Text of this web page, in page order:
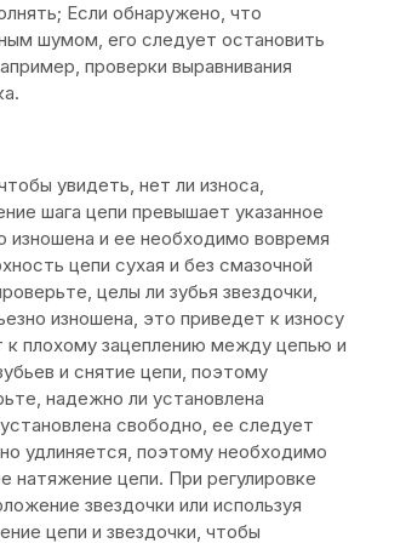
Если обнаружено, что
шумом, его следует остановить
проверки выравнивания
увидеть, нет ли износа,
шага цепи превышает указанное
изношена и ее необходимо вовремя
цепи сухая и без смазочной
целы ли зубья звездочки,
изношена, это приведет к износу
к плохому зацеплению между цепью и
и снятие цепи, поэтому
надежно ли установлена
свободно, ее следует
удлиняется, поэтому необходимо
натяжение цепи. При регулировке
звездочки или используя
цепи и звездочки, чтобы